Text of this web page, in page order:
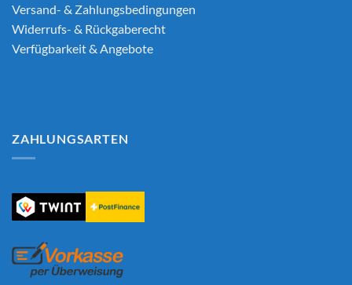
Versand- & Zahlungsbedingungen
Widerrufs- & Rückgaberecht
Verfügbarkeit & Angebote
ZAHLUNGSARTEN